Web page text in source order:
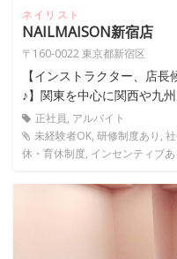
ネイリスト
NAILMAISON新宿店
〒160-0022 東京都新宿区
【インストラクター、店
♪】関東を中心に関西や九
正社員, アルバイト
未経験者OK, 研修制度あり,
休・育休制度, インセンティブあ